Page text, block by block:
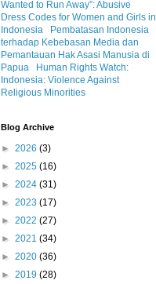
Wanted to Run Away”: Abusive
Dress Codes for Women and Girls in
Indonesia
Pembatasan Indonesia
terhadap Kebebasan Media dan
Pemantauan Hak Asasi Manusia di
Papua
Human Rights Watch:
Indonesia: Violence Against
Religious Minorities
Blog Archive
► 2026 (3)
► 2025 (16)
► 2024 (31)
► 2023 (17)
► 2022 (27)
► 2021 (34)
► 2020 (36)
► 2019 (28)